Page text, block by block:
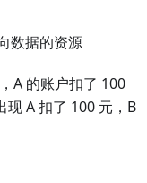
数据的资源
A 的账户扣了 100
现 A 扣了 100 元，B